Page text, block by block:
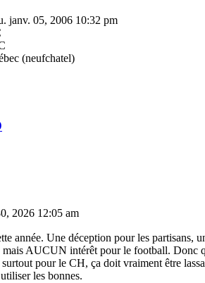
janv. 05, 2006 10:32 pm
(neufchatel)
2026 12:05 am
année. Une déception pour les partisans,
AUCUN intérêt pour le football. Donc
pour le CH, ça doit vraiment être
les bonnes.